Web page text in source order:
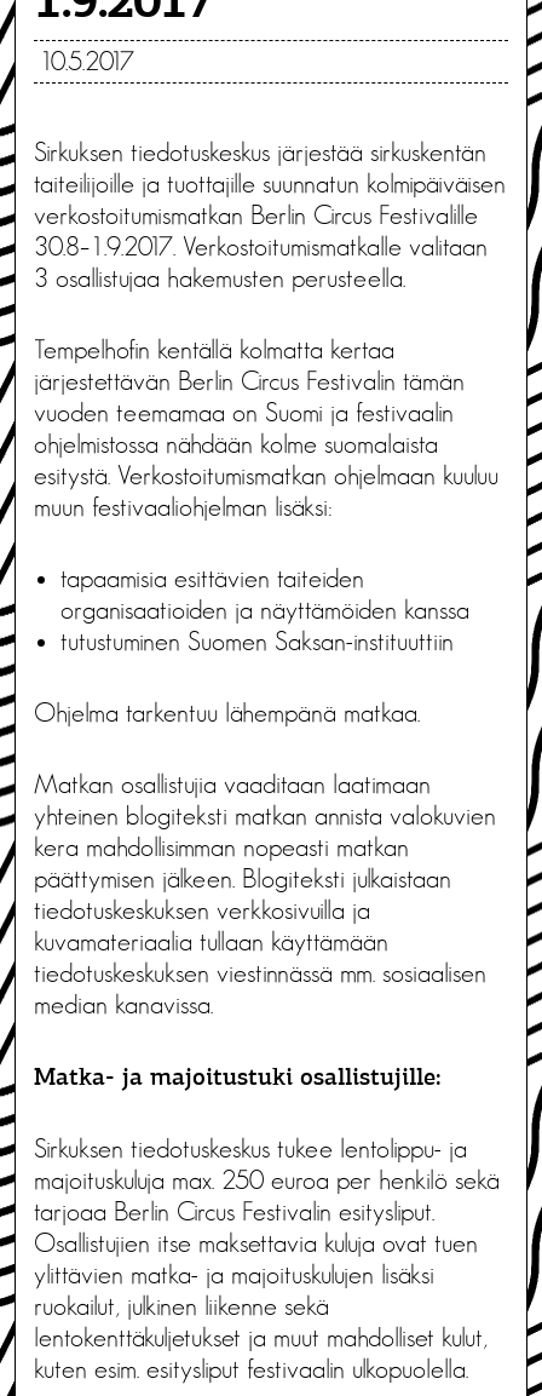
10.5.2017
Sirkuksen tiedotuskeskus järjestää sirkuskentän
taiteilijoille ja tuottajille suunnatun kolmipäiväisen
verkostoitumismatkan Berlin Circus Festivalille
30.8–1.9.2017. Verkostoitumismatkalle valitaan
3 osallistujaa hakemusten perusteella.
Tempelhofin kentällä kolmatta kertaa
järjestettävän Berlin Circus Festivalin tämän
vuoden teemamaa on Suomi ja festivaalin
ohjelmistossa nähdään kolme suomalaista
esitystä. Verkostoitumismatkan ohjelmaan kuuluu
muun festivaaliohjelman lisäksi:
tapaamisia esittävien taiteiden
organisaatioiden ja näyttämöiden kanssa
tutustuminen Suomen Saksan-instituuttiin
Ohjelma tarkentuu lähempänä matkaa.
Matkan osallistujia vaaditaan laatimaan
yhteinen blogiteksti matkan annista valokuvien
kera mahdollisimman nopeasti matkan
päättymisen jälkeen. Blogiteksti julkaistaan
tiedotuskeskuksen verkkosivuilla ja
kuvamateriaalia tullaan käyttämään
tiedotuskeskuksen viestinnässä mm. sosiaalisen
median kanavissa.
Matka- ja majoitustuki osallistujille:
Sirkuksen tiedotuskeskus tukee lentolippu- ja
majoituskuluja max. 250 euroa per henkilö sekä
tarjoaa Berlin Circus Festivalin esitysliput.
Osallistujien itse maksettavia kuluja ovat tuen
ylittävien matka- ja majoituskulujen lisäksi
ruokailut, julkinen liikenne sekä
lentokenttäkuljetukset ja muut mahdolliset kulut,
kuten esim. esitysliput festivaalin ulkopuolella.